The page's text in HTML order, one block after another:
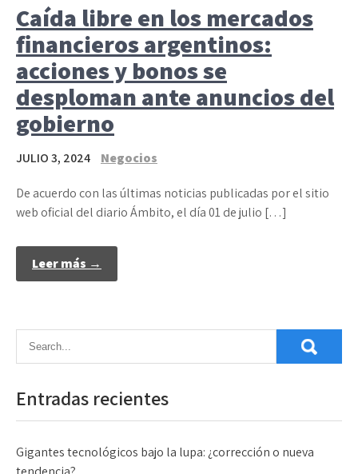
Caída libre en los mercados
financieros argentinos:
acciones y bonos se
desploman ante anuncios del
gobierno
JULIO 3, 2024 Negocios
De acuerdo con las últimas noticias publicadas por el sitio
web oficial del diario Ámbito, el día 01 de julio […]
Leer más →
Entradas recientes
Gigantes tecnológicos bajo la lupa: ¿corrección o nueva